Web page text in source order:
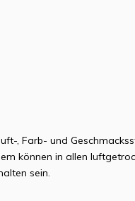
, Farb- und
können in allen
sein.